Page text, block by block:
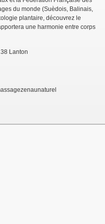
du monde (Suèdois, Balinais,
plantaire, découvrez le
une harmonie entre corps
Lanton